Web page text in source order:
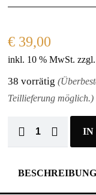
€ 39,00
inkl. 10 % MwSt.
38 vorrätig
Teillieferung möglich.)
IN
BESCHREIBUNG